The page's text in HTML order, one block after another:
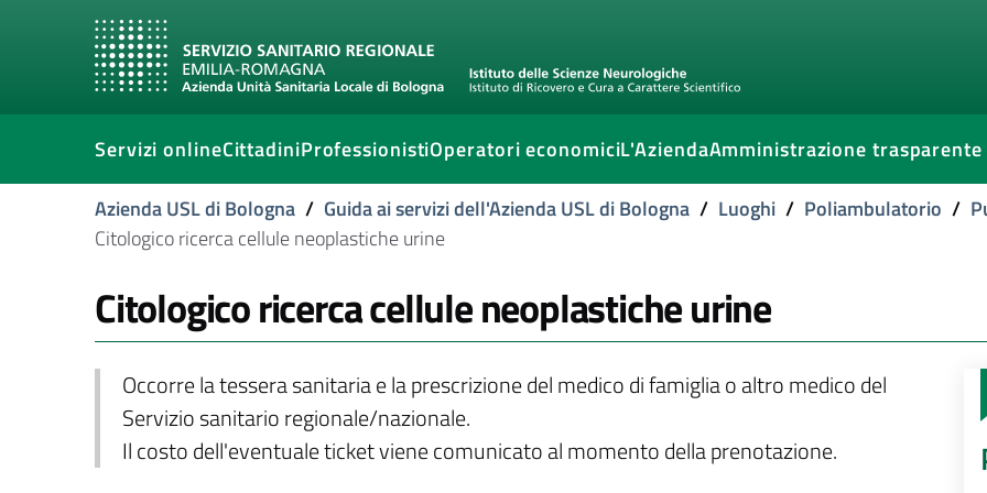
Servizi onlineCittadiniProfessionistiOperatori economiciL'AziendaAmministrazione trasparente
Azienda USL di Bologna / Guida ai servizi dell'Azienda USL di Bologna / Luoghi / Poliambulatorio /
Citologico ricerca cellule neoplastiche urine
Citologico ricerca cellule neoplastiche urine
Occorre la tessera sanitaria e la prescrizione del medico di famiglia o altro medico del
Servizio sanitario regionale/nazionale.
Il costo dell'eventuale ticket viene comunicato al momento della prenotazione.